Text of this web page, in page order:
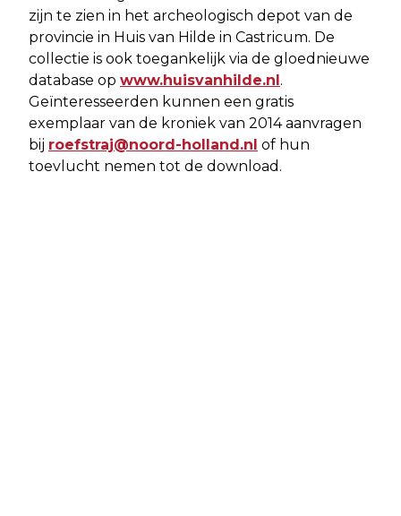
zijn te zien in het archeologisch depot van de
provincie in Huis van Hilde in Castricum. De
collectie is ook toegankelijk via de gloednieuwe
database op www.huisvanhilde.nl.
Geïnteresseerden kunnen een gratis
exemplaar van de kroniek van 2014 aanvragen
bij roefstraj@noord-holland.nl of hun
toevlucht nemen tot de download.